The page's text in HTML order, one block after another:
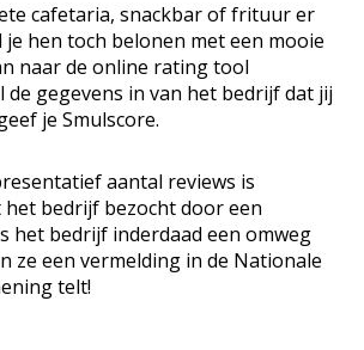
cafetaria, snackbar of frituur er
hen toch belonen met een mooie
naar de online rating tool
de gegevens in van het bedrijf dat jij
je Smulscore.
aantal reviews is
bedrijf bezocht door een
het bedrijf inderdaad een omweg
ze een vermelding in de Nationale
telt!